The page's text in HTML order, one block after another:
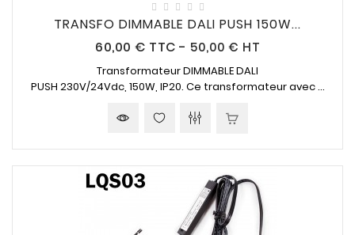
TRANSFO DIMMABLE DALI PUSH 150W...
60,00 € Prix
TTC - 50,00 € HT
Transformateur DIMMABLE DALI
PUSH 230V/24Vdc, 150W, IP20. Ce transformateur avec ...